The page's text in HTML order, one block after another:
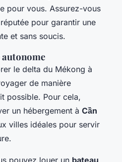
pour vous. Assurez-vous
pour garantir une
et sans soucis.
autonome
le delta du Mékong à
de manière
possible. Pour cela,
un hébergement à Cần
villes idéales pour servir
pouvez louer un bateau